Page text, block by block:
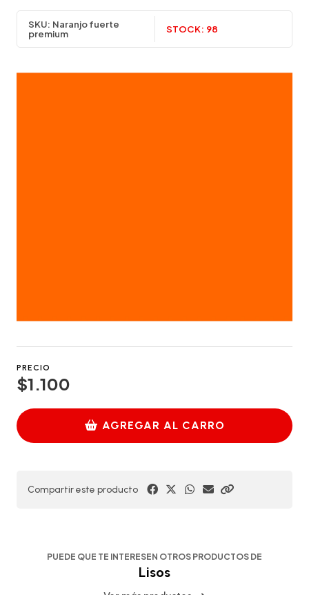
SKU: Naranjo fuerte
premium
STOCK: 98
PRECIO
$1.100
AGREGAR AL CARRO
Compartir este producto
PUEDE QUE TE INTERESEN OTROS PRODUCTOS DE
Lisos